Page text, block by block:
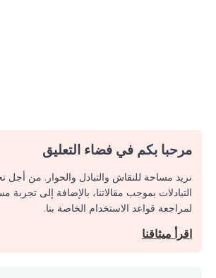
مرحبا بكم في فضاء التعليق
نريد مساحة للنقاش والتبادل والحوار. من أجل
التبادلات بموجب مقالاتنا، بالإضافة إلى
لمراجعة قواعد الاستخدام الخاصة بنا.
اقرأ ميثاقنا